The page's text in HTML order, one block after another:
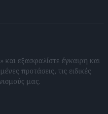
εξασφαλίστε έγκαιρη και
προτάσεις, τις ειδικές
μας.